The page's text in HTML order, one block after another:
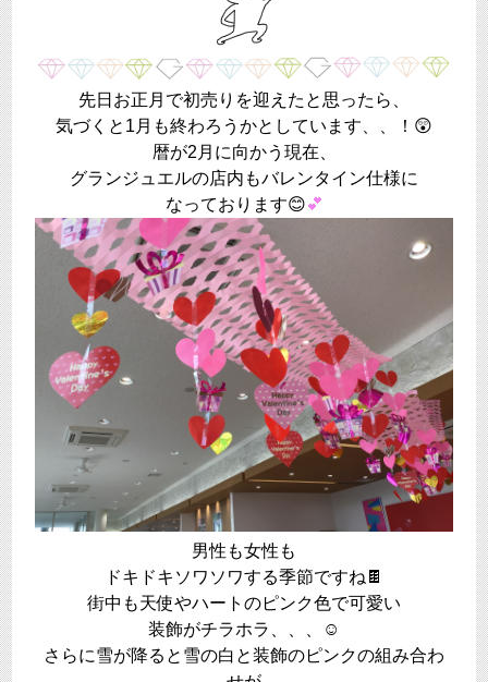
先日お正月で初売りを迎えたと思ったら、
気づくと1月も終わろうかとしています、、！😲
​暦が2月に向かう現在、
グランジュエルの店内もバレンタイン仕様に
なっております😊💕
男性も女性も
ドキドキソワソワする季節ですね🍫
街中も天使やハートのピンク色で可愛い
装飾がチラホラ、、、☺️
さらに雪が降ると雪の白と装飾のピンクの組み合わ